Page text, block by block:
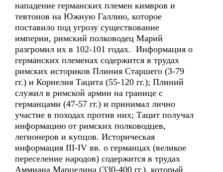
нападение германских племен кимвров и
тевтонов на Южную Галлию, которое
поставило под угрозу существование
империи, римский полководец Марий
разгромил их в 102-101 годах. Информация о
германских племенах содержится в трудах
римских историков Плиния Старшего (3-79
гг.) и Корнелия Тацита (55-120 гг.); Плиний
служил в римской армии на границе с
германцами (47-57 гг.) и принимал лично
участие в походах против них; Тацит получал
информацию от римских полководцев,
легионеров и купцов. Историческая
информация III-IV вв. о германцах (великое
переселение народов) содержится в трудах
Аммиана Марцелина (330-400 гг.), который